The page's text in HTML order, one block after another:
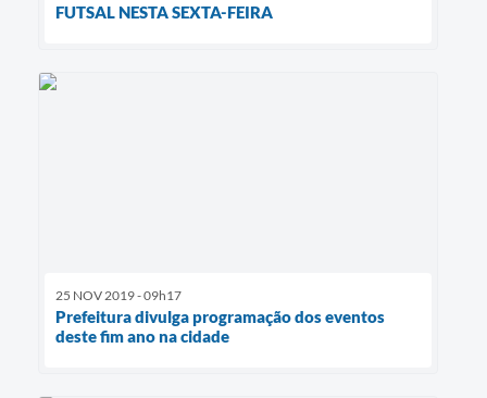
FUTSAL NESTA SEXTA-FEIRA
25 NOV 2019 - 09h17
Prefeitura divulga programação dos eventos
deste fim ano na cidade